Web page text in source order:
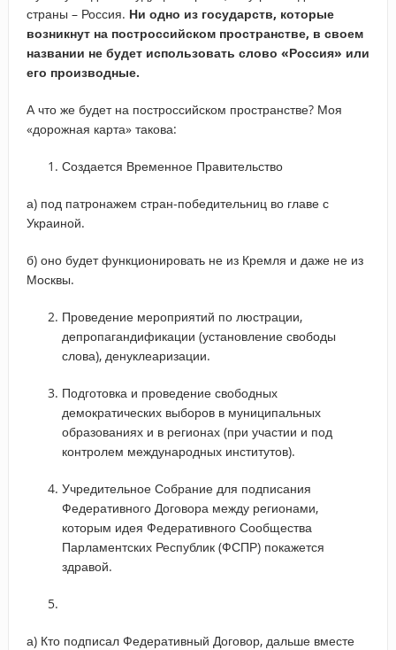
страны – Россия. Ни одно из государств, которые
возникнут на построссийском пространстве, в своем
названии не будет использовать слово «Россия» или
его производные.
А что же будет на построссийском пространстве? Моя
«дорожная карта» такова:
Создается Временное Правительство
а) под патронажем стран-победительниц во главе с
Украиной.
б) оно будет функционировать не из Кремля и даже не из
Москвы.
Проведение мероприятий по люстрации,
депропагандификации (установление свободы
слова), денуклеаризации.
Подготовка и проведение свободных
демократических выборов в муниципальных
образованиях и в регионах (при участии и под
контролем международных институтов).
Учредительное Собрание для подписания
Федеративного Договора между регионами,
которым идея Федеративного Сообщества
Парламентских Республик (ФСПР) покажется
здравой.
а) Кто подписал Федеративный Договор, дальше вместе